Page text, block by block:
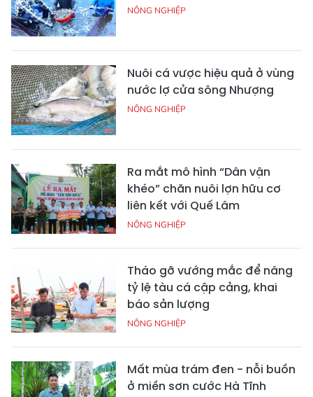
NÔNG NGHIỆP
Nuôi cá vược hiệu quả ở vùng
nước lợ cửa sông Nhượng
NÔNG NGHIỆP
Ra mắt mô hình “Dân vận
khéo” chăn nuôi lợn hữu cơ
liên kết với Quế Lâm
NÔNG NGHIỆP
Tháo gỡ vướng mắc để nâng
tỷ lệ tàu cá cập cảng, khai
báo sản lượng
NÔNG NGHIỆP
Mất mùa trám đen - nỗi buồn
ở miền sơn cước Hà Tĩnh